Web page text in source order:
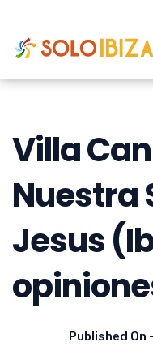
Villa
Nuestra
Jesus
Published On -